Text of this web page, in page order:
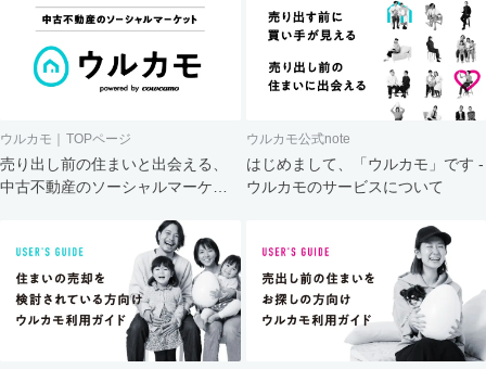
ウルカモ｜TOPページ
売り出し前の住まいと出会える、
中古不動産のソーシャルマーケッ
ウルカモ公式note
はじめまして、「ウルカモ」です -
ウルカモのサービスについて